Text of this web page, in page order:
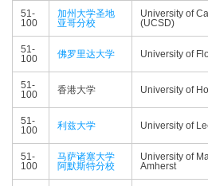
51-
100
加州大学圣地
亚哥分校
University of
(UCSD)
51-
100
佛罗里达大学 University of
51-
100
香港大学 University of
51-
100
利兹大学 University of
51-
100
马萨诸塞大学
阿默斯特分校
University of
Amherst